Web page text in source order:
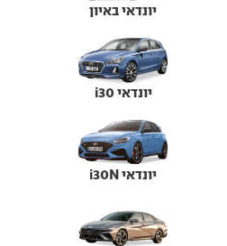
יונדאי באיון
יונדאי i30
יונדאי i30N